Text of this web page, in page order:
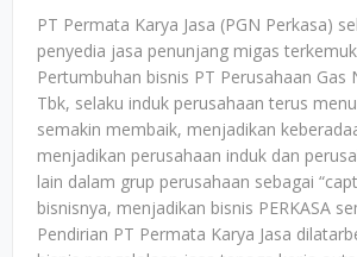
PT Permata Karya Jasa (PGN Perkasa)
penyedia jasa penunjang migas
Pertumbuhan bisnis PT Perusahaan Gas
Tbk, selaku induk perusahaan terus
semakin membaik, menjadikan
menjadikan perusahaan induk dan
lain dalam grup perusahaan sebagai
bisnisnya, menjadikan bisnis PERKASA
Pendirian PT Permata Karya Jasa